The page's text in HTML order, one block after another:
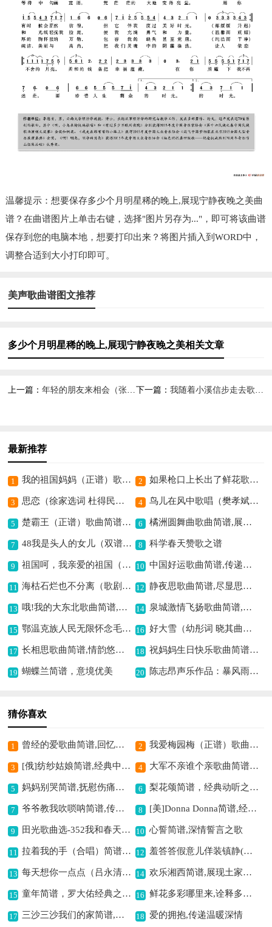
温馨提示：想要保存多少个月明星稀的晚上,展现宁静夜晚之美曲
谱？在曲谱图片上单击右键，选择"图片另存为..."，即可将该曲谱
保存到您的电脑本地，想要打印出来？将图片插入到WORD中，
调整合适到大小打印即可。
美声歌曲谱图文推荐
多少个月明星稀的晚上,展现宁静夜晚之美相关文章
上一篇：年轻的朋友来相会（张枚同词 苏建洲曲）歌曲简谱,青春活力的赞歌 下一篇： 我随着小溪信步走去歌曲简谱,展现悠然漫步之境
最新推荐
1 我的祖国妈妈（正谱）歌曲简谱,表达爱国深情 2 如果枪口上长出了鲜花歌曲简谱,寓意和平的乐章
3 思恋（徐家选词 杜得民曲）歌曲简谱,深情表达思念情 4 鸟儿在风中歌唱（樊孝斌词 刘聪曲、正谱）歌曲简谱,展现灵动自然之美
5 楚霸王（正谱）歌曲简谱,展现霸王豪情 6 橘洲圆舞曲歌曲简谱,展现橘洲之风情
7 48我是头人的女儿（双谱）（歌剧红河谷选段）歌曲简谱,展现歌剧深情 8 科学春天赞歌之谱
9 祖国呵，我亲爱的祖国（正谱）歌曲简谱,抒发爱国深情 10 中国好运歌曲简谱,传递吉祥好寓意
11 海枯石烂也不分离（歌剧美人鱼选曲）歌曲简谱,诠释永恒爱情 12 静夜思歌曲简谱,尽显思乡意境
13 哦!我的大东北歌曲简谱,展现东北豪情 14 泉城激情飞扬歌曲简谱,展现泉城活力
15 鄂温克族人民无限怀念毛主席（正谱）歌曲简谱,深情缅怀领袖之情 16 好大雪（幼彤词 晓其曲、正谱）歌曲简谱,描绘雪境之美
17 长相思歌曲简谱,情韵悠长动人 18 祝妈妈生日快乐歌曲简谱,传递温馨母爱情
19 蝴蝶兰简谱，意境优美 20 陈志昂声乐作品：暴风雨之夜歌曲简谱,描绘暗夜风暴情
猜你喜欢
1 曾经的爱歌曲简谱,回忆旧日爱情 2 我爱梅园梅（正谱）歌曲简谱,抒发爱梅之情
3 [俄]纺纱姑娘简谱,经典中俄文歌曲 4 大军不亲谁个亲歌曲简谱,展现黎族拥军情
5 妈妈别哭简谱,抚慰伤痛亲情 6 梨花颂简谱，经典动听之作,
7 爷爷教我吹唢呐简谱,传统乐器韵味足 8 [美]Donna Donna简谱,经典歌曲韵味足
9 田光歌曲选-352我和春天勾勾手简谱,轻快展现春日童趣 10 心誓简谱,深情誓言之歌
11 拉着我的手（合唱）简谱,合唱传递温暖情谊 12 羞答答假意儿佯装镇静(英台抗婚祝英台唱腔,程砚秋演唱版)简谱京剧,展现英台抗争意
13 每天想你一点点（吕永清词 田辛曲）歌曲简谱,倾诉深情思念意 14 欢乐湘西简谱,展现土家风情
15 童年简谱，罗大佑经典之作, 16 鲜花多彩哪里来,诠释多彩鲜花来源
17 三沙三沙我们的家简谱,展现海岛家园情 18 爱的拥抱,传递温暖深情